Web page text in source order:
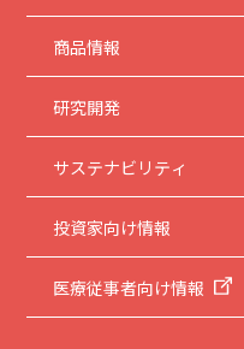
商品情報
研究開発
サステナビリティ
投資家向け情報
医療従事者向け情報